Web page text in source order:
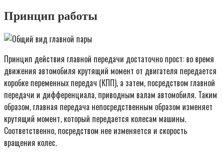
Принцип работы
Принцип действия главной передачи достаточно прост: во время
движения автомобиля крутящий момент от двигателя передается
коробке переменных передач (КПП), а затем, посредством главной
передачи и дифференциала, приводным валам автомобиля. Таким
образом, главная передача непосредственным образом изменяет
крутящий момент, который передается колесам машины.
Соответственно, посредством нее изменяется и скорость
вращения колес.